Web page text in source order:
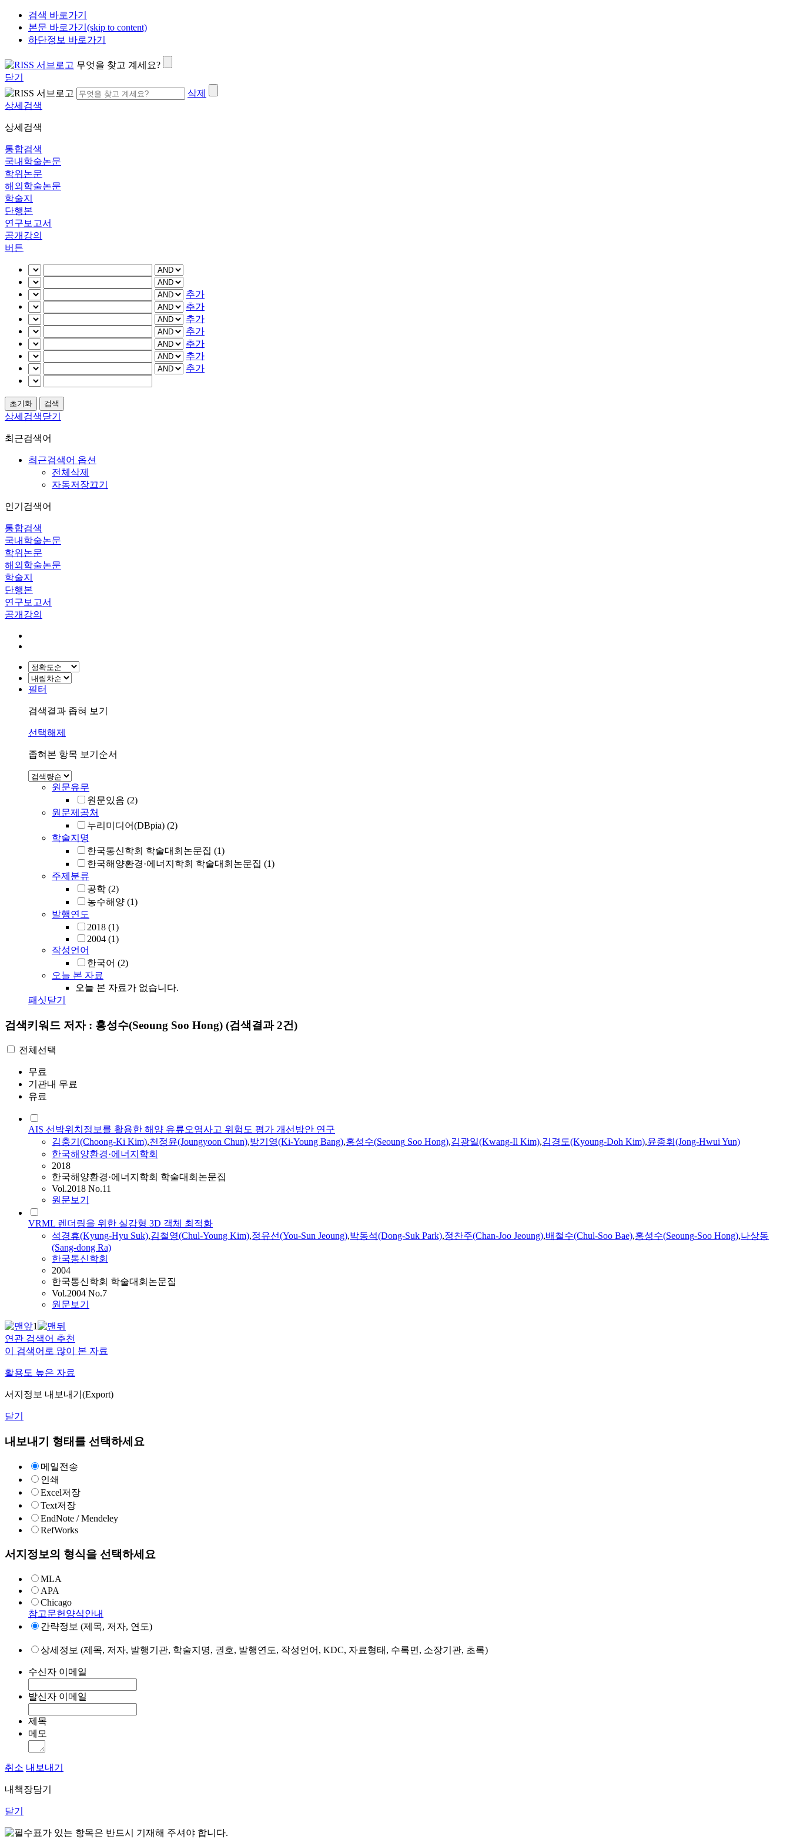
검색 바로가기
본문 바로가기(skip to content)
하단정보 바로가기
무엇을 찾고 계세요?
닫기
삭제
상세검색
상세검색
통합검색
국내학술논문
학위논문
해외학술논문
학술지
단행본
연구보고서
공개강의
버튼
추가
추가
추가
추가
추가
추가
추가
상세검색닫기
최근검색어
최근검색어 옵션
전체삭제
자동저장끄기
인기검색어
통합검색
국내학술논문
학위논문
해외학술논문
학술지
단행본
연구보고서
공개강의
필터
검색결과 좁혀 보기
선택해제
좁혀본 항목 보기순서
원문유무
원문있음 (2)
원문제공처
누리미디어(DBpia) (2)
학술지명
한국통신학회 학술대회논문집 (1)
한국해양환경·에너지학회 학술대회논문집 (1)
주제분류
공학 (2)
농수해양 (1)
발행연도
2018 (1)
2004 (1)
작성언어
한국어 (2)
오늘 본 자료
오늘 본 자료가 없습니다.
패싯닫기
검색키워드 저자 : 홍성수(Seoung Soo Hong) (검색결과 2건)
전체선택
무료
기관내 무료
유료
AIS 선박위치정보를 활용한 해양 유류오염사고 위험도 평가 개선방안 연구
김충기(Choong-Ki Kim),천정윤(Joungyoon Chun),방기영(Ki-Young Bang),홍성수(Seoung Soo Hong),김광일(Kwang-Il Kim),김경도(Kyoung-Doh Kim),윤종휘(Jong-Hwui Yun)
한국해양환경·에너지학회
2018
한국해양환경·에너지학회 학술대회논문집
Vol.2018 No.11
원문보기
VRML 렌더링을 위한 실감형 3D 객체 최적화
석경휴(Kyung-Hyu Suk),김철영(Chul-Young Kim),정유선(You-Sun Jeoung),박동석(Dong-Suk Park),정찬주(Chan-Joo Jeoung),배철수(Chul-Soo Bae),홍성수(Seoung-Soo Hong),나상동
(Sang-dong Ra)
한국통신학회
2004
한국통신학회 학술대회논문집
Vol.2004 No.7
원문보기
1
연관 검색어 추천
이 검색어로 많이 본 자료
활용도 높은 자료
서지정보 내보내기(Export)
닫기
내보내기 형태를 선택하세요
메일전송
인쇄
Excel저장
Text저장
EndNote / Mendeley
RefWorks
서지정보의 형식을 선택하세요
MLA
APA
Chicago
참고문헌양식안내
간략정보 (제목, 저자, 연도)
상세정보 (제목, 저자, 발행기관, 학술지명, 권호, 발행연도, 작성언어, KDC, 자료형태, 수록면, 소장기관, 초록)
수신자 이메일
발신자 이메일
제목
메모
취소 내보내기
내책장담기
닫기
표가 있는 항목은 반드시 기재해 주셔야 합니다.